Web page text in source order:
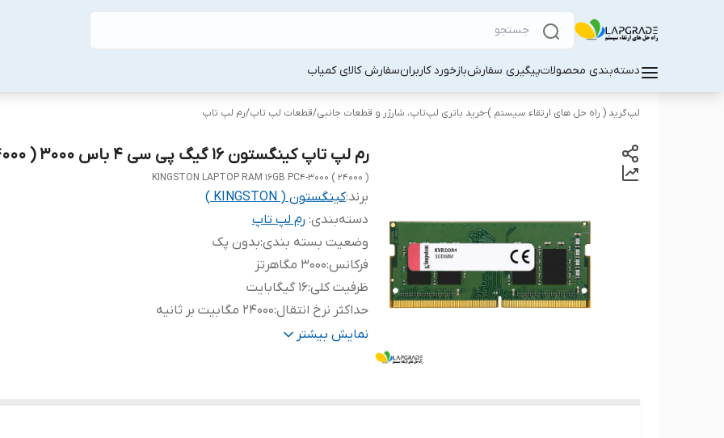
دسته‌بندی محصولاتپیگیری سفارشبازخورد کاربرانسفارش کالا‌ی کمیاب
لپ‌گرید ( راه‌ حل های ارتقاء سیستم )-خرید باتری لپ‌تاپ، شارژر و قطعات جانبی/قطعات لپ‌ تاپ/رم لپ‌ تاپ
رم لپ تاپ کینگستون 16 گیگ پی سی 4 باس 3000 ( 24000 )
KINGSTON LAPTOP RAM 16GB PC4-3000 ( 24000 )
برند:کینگستون ( KINGSTON )
دسته‌بندی: رم لپ‌ تاپ
وضعیت بسته بندی:بدون پک
فرکانس:3000 مگاهرتز
ظرفیت کلی:16 گیگابایت
حداکثر نرخ انتقال:24000 مگابیت بر ثانیه
نوع حافظه:
DDR4نمایش بیشتر